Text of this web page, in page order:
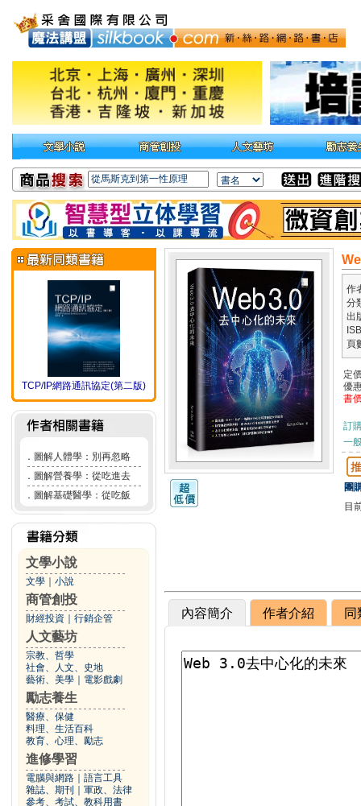
TCP/IP網路通訊協定(第二版)
． 圖解人體學：別再忽略
． 圖解營養學：從吃進去
． 圖解基礎醫學：從吃飯
文學小說
文學 小說
商管創投
財經投資 行銷企管
人文藝坊
宗教、哲學
社會、人文、史地
藝術、美學
電影戲劇
勵志養生
醫療、保健
料理、生活百科
教育、心理、勵志
進修學習
電腦與網路
語言工具
雜誌、期刊
軍政、法律
參考、考試、教科用書
作
分
出
頁
定
優
書
訂
一
團
目
內容簡介 作者介紹 同